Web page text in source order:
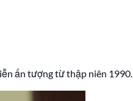
ấn tượng từ thập niên 1990.